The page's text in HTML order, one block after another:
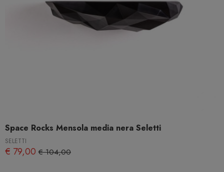
Space Rocks Mensola media nera Seletti
SELETTI
€ 79,00 € 104,00